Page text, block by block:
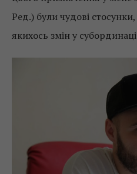
Ред.) були чудові
якихось змін у